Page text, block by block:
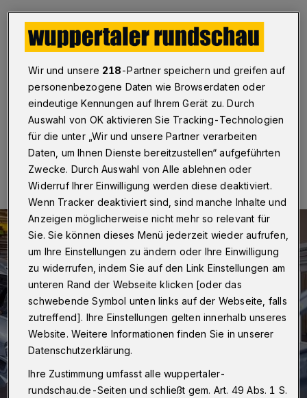
Wuppertal·Die Fachdisziplin Sicherheitstechnik feiert
in diesem Jahr ihr 50. Jubiläum. Nach Gründung der
Bergischen Universität Wuppertal (BUW) 1972, damals
noch als Gesamthochschule, etablierte sich dort 1975
das Fach Sicherheitstechnik – mit bundesweit
einmaligem Studiengang.
27.05.2025 , 09:00 Uhr Eine Minute Lesezeit
Wir und unsere 218-Partner speichern und greifen auf
personenbezogene Daten wie Browserdaten oder
eindeutige Kennungen auf Ihrem Gerät zu. Durch
Auswahl von OK aktivieren Sie Tracking-Technologien
für die unter „Wir und unsere Partner verarbeiten
Daten, um Ihnen Dienste bereitzustellen“ aufgeführten
Zwecke. Durch Auswahl von Alle ablehnen oder
Widerruf Ihrer Einwilligung werden diese deaktiviert.
Wenn Tracker deaktiviert sind, sind manche Inhalte und
Anzeigen möglicherweise nicht mehr so relevant für
Sie. Sie können dieses Menü jederzeit wieder aufrufen,
um Ihre Einstellungen zu ändern oder Ihre Einwilligung
zu widerrufen, indem Sie auf den Link Einstellungen am
unteren Rand der Webseite klicken [oder das
schwebende Symbol unten links auf der Webseite, falls
zutreffend]. Ihre Einstellungen gelten innerhalb unseres
Website. Weitere Informationen finden Sie in unserer
Datenschutzerklärung.
Ihre Zustimmung umfasst alle wuppertaler-
rundschau.de-Seiten und schließt gem. Art. 49 Abs. 1 S.